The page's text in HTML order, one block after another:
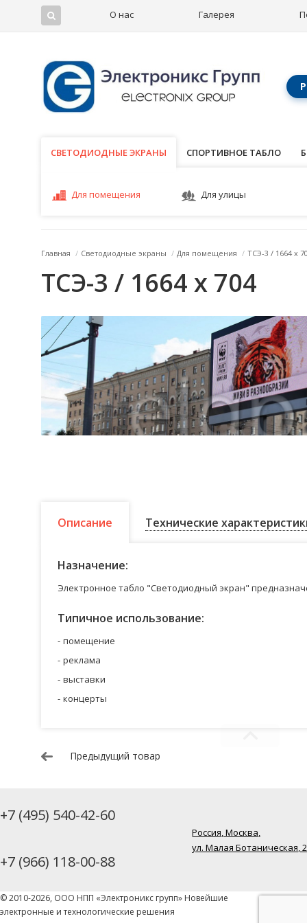
О нас Галерея
СВЕТОДИОДНЫЕ ЭКРАНЫ
СВЕТОДИОДНЫЕ ЭКРАНЫ СПОРТИВНОЕ ТАБЛО
Для помещения Для улицы
Главная / Светодиодные экраны / Для помещения / ТСЭ-3 / 1664 x
ТСЭ-3 / 1664 x 704
Описание Технические
Назначение:
Электронное табло "Светодиодный экран"
Типичное использование:
помещение
реклама
выставки
концерты
Предыдущий товар
+7 (495) 540-42-60
+7 (966) 118-00-88
Россия, Москва,
ул. Малая Ботаническая,
© 2010-2026, ООО НПП «Электроникс групп» Новейшие
электронные и технологические решения